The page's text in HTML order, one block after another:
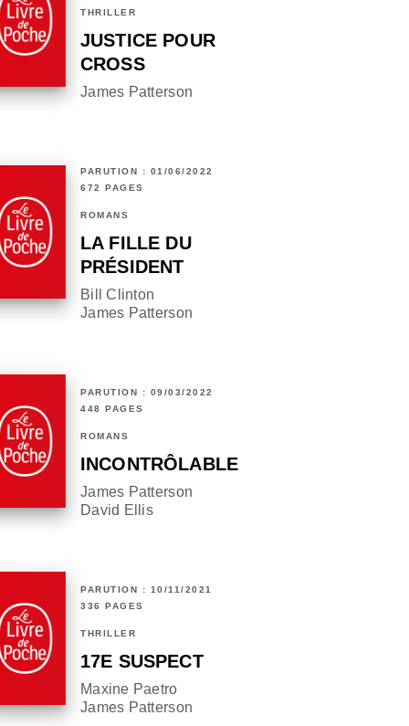
THRILLER
JUSTICE POUR
CROSS
James Patterson
PARUTION : 01/06/2022
672 PAGES
ROMANS
LA FILLE DU
PRÉSIDENT
Bill Clinton
James Patterson
PARUTION : 09/03/2022
448 PAGES
ROMANS
INCONTRÔLABLE
James Patterson
David Ellis
PARUTION : 10/11/2021
336 PAGES
THRILLER
17E SUSPECT
Maxine Paetro
James Patterson